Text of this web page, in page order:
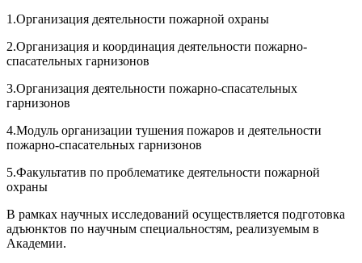
1.Организация деятельности пожарной охраны
2.Организация и координация деятельности пожарно-
спасательных гарнизонов
3.Организация деятельности пожарно-спасательных
гарнизонов
4.Модуль организации тушения пожаров и деятельности
пожарно-спасательных гарнизонов
5.Факультатив по проблематике деятельности пожарной
охраны
В рамках научных исследований осуществляется подготовка
адъюнктов по научным специальностям, реализуемым в
Академии.